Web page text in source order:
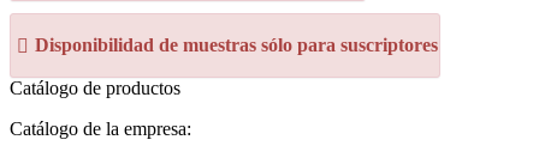
Disponibilidad de muestras sólo para suscriptores
Catálogo de productos
Catálogo de la empresa: